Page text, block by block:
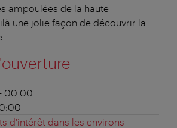
ampoulées de la haute
une jolie façon de découvrir la
00:00
d'intérêt dans les environs